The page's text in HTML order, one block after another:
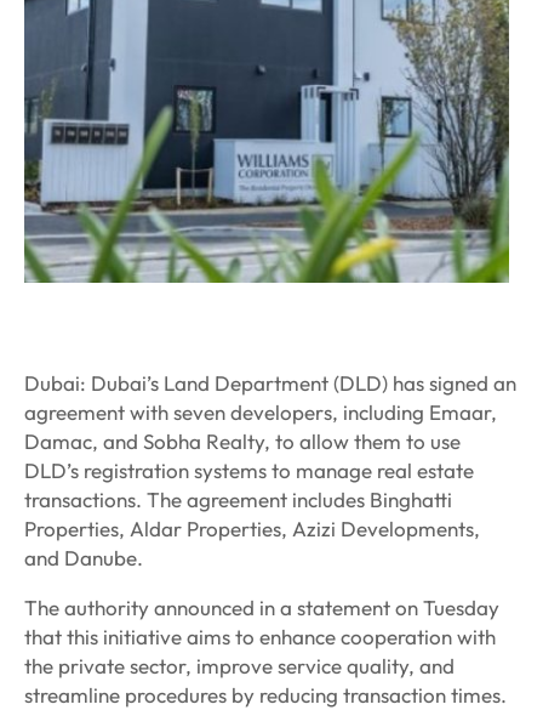
Dubai: Dubai’s Land Department (DLD) has signed an
agreement with seven developers, including Emaar,
Damac, and Sobha Realty, to allow them to use
DLD’s registration systems to manage real estate
transactions. The agreement includes Binghatti
Properties, Aldar Properties, Azizi Developments,
and Danube.
The authority announced in a statement on Tuesday
that this initiative aims to enhance cooperation with
the private sector, improve service quality, and
streamline procedures by reducing transaction times.